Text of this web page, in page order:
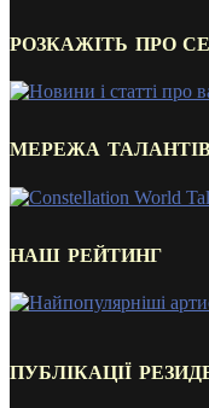
РОЗКАЖІТЬ ПРО
МЕРЕЖА
НАШ РЕЙТИНГ
ПУБЛІКАЦІЇ